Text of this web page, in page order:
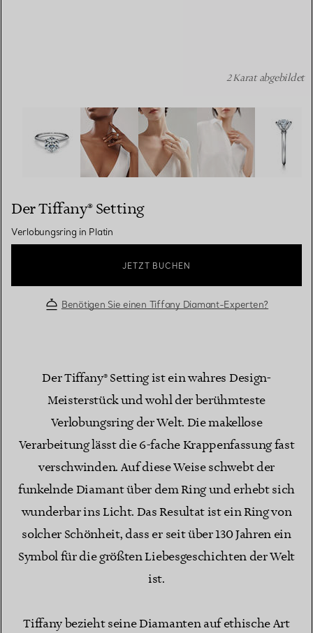
Der Tiffany® Setting: Verlobungsring in Platin
2 Karat abgebildet
Der Tiffany® Setting
Verlobungsring in Platin
JETZT BUCHEN
Benötigen Sie einen Tiffany Diamant-Experten?
Der Tiffany® Setting ist ein wahres Design-
Meisterstück und wohl der berühmteste
Verlobungsring der Welt. Die makellose
Verarbeitung lässt die 6-fache Krappenfassung fast
verschwinden. Auf diese Weise schwebt der
funkelnde Diamant über dem Ring und erhebt sich
wunderbar ins Licht. Das Resultat ist ein Ring von
solcher Schönheit, dass er seit über 130 Jahren ein
Symbol für die größten Liebesgeschichten der Welt
ist.
Tiffany bezieht seine Diamanten auf ethische Art